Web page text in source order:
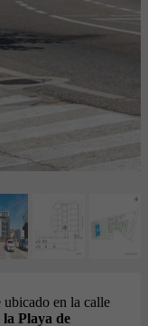
en la calle
Playa de